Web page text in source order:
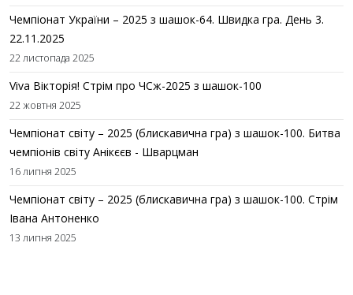
Чемпіонат України – 2025 з шашок-64. Швидка гра. День 3.
22.11.2025
22 листопада 2025
Viva Вікторія! Стрім про ЧСж-2025 з шашок-100
22 жовтня 2025
Чемпіонат світу – 2025 (блискавична гра) з шашок-100. Битва
чемпіонів світу Анікєєв - Шварцман
16 липня 2025
Чемпіонат світу – 2025 (блискавична гра) з шашок-100. Стрім
Івана Антоненко
13 липня 2025